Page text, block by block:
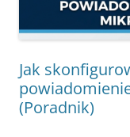
Jak
(Poradnik)